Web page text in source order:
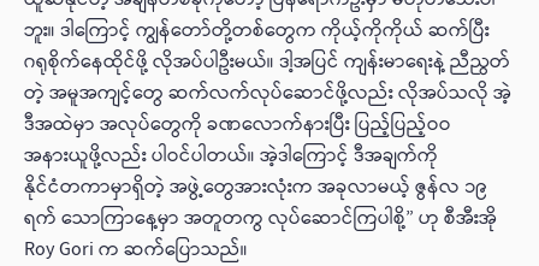
ဘူး။ ဒါကြောင့် ကျွန်တော်တို့တစ်တွေက ကိုယ့်ကိုကိုယ် ဆက်ပြီး
ဂရုစိုက်နေထိုင်ဖို့ လိုအပ်ပါဦးမယ်။ ဒါ့အပြင် ကျန်းမာရေးနဲ့ ညီညွတ်
တဲ့ အမူအကျင့်တွေ ဆက်လက်လုပ်ဆောင်ဖို့လည်း လိုအပ်သလို အဲ့
ဒီအထဲမှာ အလုပ်တွေကို ခဏလောက်နားပြီး ပြည့်ပြည့်ဝဝ
အနားယူဖို့လည်း ပါဝင်ပါတယ်။ အဲ့ဒါကြောင့် ဒီအချက်ကို
နိုင်ငံတကာမှာရှိတဲ့ အဖွဲ့တွေအားလုံးက အခုလာမယ့် ဇွန်လ ၁၉
ရက် သောကြာနေ့မှာ အတူတကွ လုပ်ဆောင်ကြပါစို့” ဟု စီအီးအို
Roy Gori က ဆက်ပြောသည်။